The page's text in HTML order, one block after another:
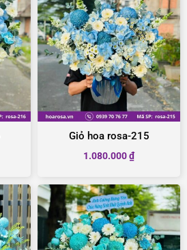
Giỏ hoa rosa-215
1.080.000₫